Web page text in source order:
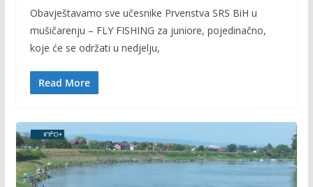
e
b
o
o
itt
er
ai
l
p
y
Obavještavamo sve učesnike Prvenstva SRS BiH u
mušičarenju – FLY FISHING za juniore, pojedinačno,
koje će se održati u nedjelju,
Read More